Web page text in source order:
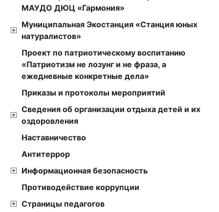
МАУДО ДЮЦ «Гармония»
Муниципальная Экостанция «Станция юных
натуралистов»
Проект по патриотическому воспитанию
«Патриотизм не лозунг и не фраза, а
ежедневные конкретные дела»
Приказы и протоколы мероприятий
Сведения об организации отдыха детей и их
оздоровления
Наставничество
Антитеррор
Информационная безопасность
Противодействие коррупции
Страницы педагогов